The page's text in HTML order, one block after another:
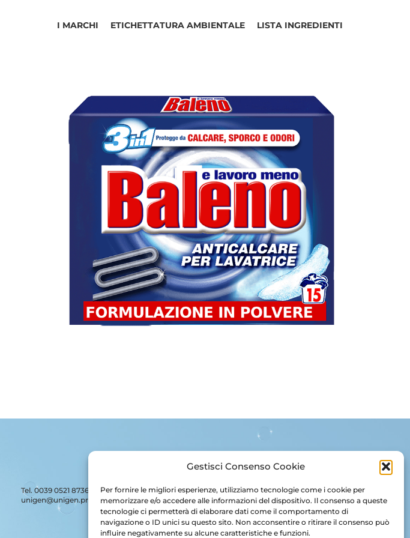
Gestisci Consenso Cookie
Per fornire le migliori esperienze, utilizziamo tecnologie come i cookie per
memorizzare e/o accedere alle informazioni del dispositivo. Il consenso a queste
tecnologie ci permetterà di elaborare dati come il comportamento di
navigazione o ID unici su questo sito. Non acconsentire o ritirare il consenso può
influire negativamente su alcune caratteristiche e funzioni.
I MARCHI ETICHETTATURA AMBIENTALE LISTA INGREDIENTI
Tel. 0039 0521 873626
unigen@unigen.pro
Privacy policy e cookies
Note legali
Etichettatura ambientale
© 2026 Copyright Baleno e lavoro meno.